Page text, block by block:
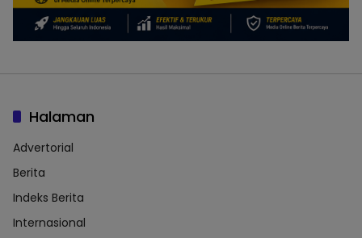
Halaman
Advertorial
Berita
Indeks Berita
Internasional